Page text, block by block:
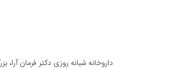
داروخانه شبانه روزی دکتر فرمان